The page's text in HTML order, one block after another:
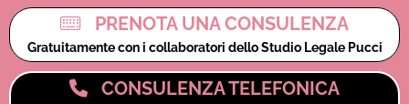
PRENOTA UNA CONSULENZA
Gratuitamente con i collaboratori dello Studio Legale Pucci
CONSULENZA TELEFONICA